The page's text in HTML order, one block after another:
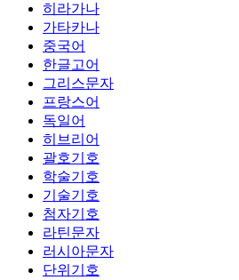
히라가나
가타카나
중국어
한글고어
그리스문자
프랑스어
독일어
히브리어
괄호기호
학술기호
기술기호
첨자기호
라틴문자
러시아문자
단위기호